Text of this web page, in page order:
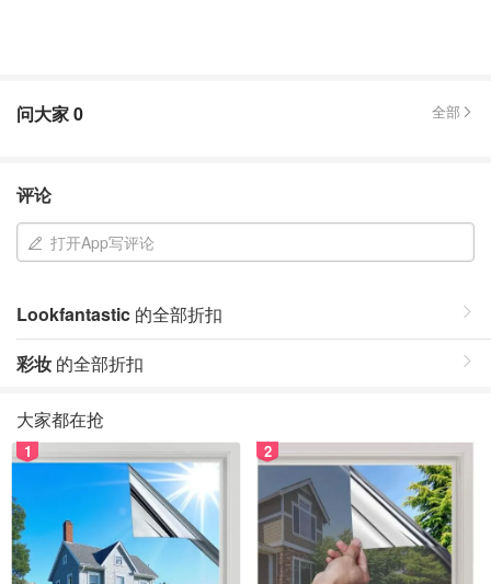
问大家0 全部
评论
打开App写评论
Lookfantastic 的全部折扣
彩妆 的全部折扣
大家都在抢
1 2